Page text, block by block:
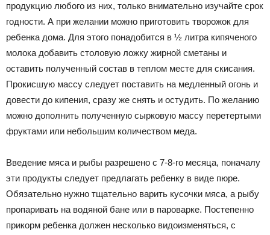
продукцию любого из них, только внимательно изучайте срок
годности. А при желании можно приготовить творожок для
ребенка дома. Для этого понадобится в ½ литра кипяченого
молока добавить столовую ложку жирной сметаны и
оставить полученный состав в теплом месте для скисания.
Прокисшую массу следует поставить на медленный огонь и
довести до кипения, сразу же снять и остудить. По желанию
можно дополнить полученную сырковую массу перетертыми
фруктами или небольшим количеством меда.
Введение мяса и рыбы разрешено с 7-8-го месяца, поначалу
эти продукты следует предлагать ребенку в виде пюре.
Обязательно нужно тщательно варить кусочки мяса, а рыбу
пропаривать на водяной бане или в пароварке. Постепенно
прикорм ребенка должен несколько видоизменяться, с